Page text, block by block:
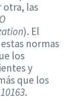
otra, las
). El
normas
los
y
que los
10163.